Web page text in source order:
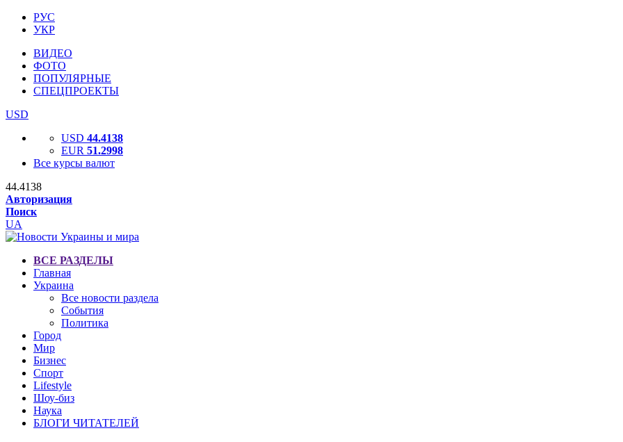
РУС
УКР
ВИДЕО
ФОТО
ПОПУЛЯРНЫЕ
СПЕЦПРОЕКТЫ
USD
USD 44.4138
EUR 51.2998
Все курсы валют
44.4138
Авторизация
Поиск
UA
ВСЕ РАЗДЕЛЫ
Главная
Украина
Все новости раздела
События
Политика
Город
Мир
Бизнес
Спорт
Lifestyle
Шоу-биз
Наука
БЛОГИ ЧИТАТЕЛЕЙ